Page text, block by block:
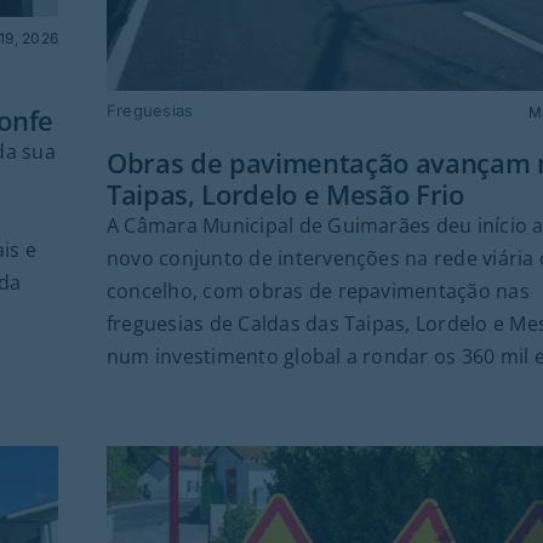
2026
sua
e
Freguesias
Obras de pavimentação avançam
Taipas, Lordelo e Mesão Frio
A Câmara Municipal de Guimarães deu início
novo conjunto de intervenções na rede viária
concelho, com obras de repavimentação nas
freguesias de Caldas das Taipas, Lordelo e
num investimento global a rondar os 360 mil